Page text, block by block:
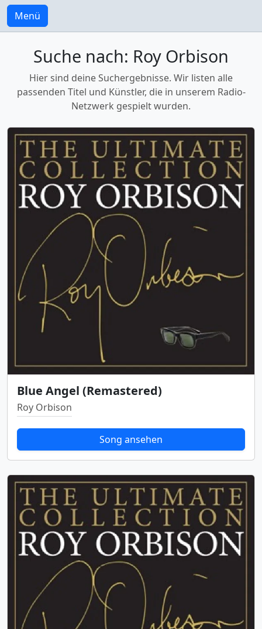
Menü
Suche nach: Roy Orbison
Hier sind deine Suchergebnisse. Wir listen alle
passenden Titel und Künstler, die in unserem Radio-
Netzwerk gespielt wurden.
Blue Angel (Remastered)
Roy Orbison
Song ansehen